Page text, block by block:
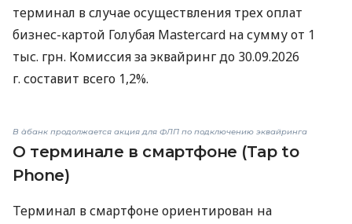
терминал в случае осуществления трех оплат
бизнес-картой Голубая Mastercard на сумму от 1
тыс. грн. Комиссия за эквайринг до 30.09.2026
г. составит всего 1,2%.
В àбанк продолжается акция для ФЛП по подключению эквайринга
О терминале в смартфоне (Tap to
Phone)
Терминал в смартфоне ориентирован на